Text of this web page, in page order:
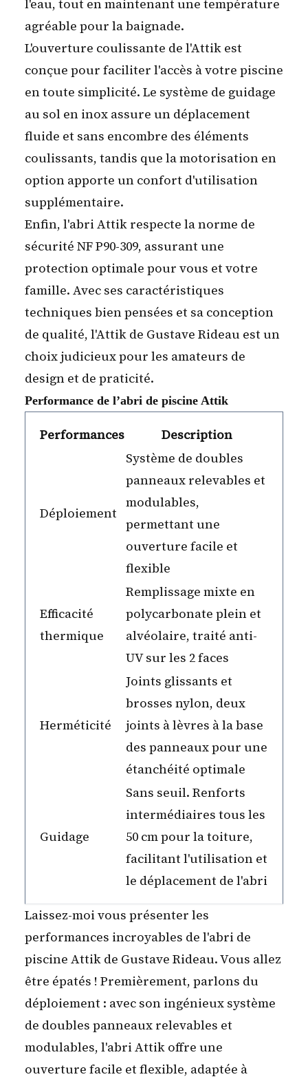
l'eau, tout en maintenant une température
agréable pour la baignade.
L'ouverture coulissante de l'Attik est
conçue pour faciliter l'accès à votre piscine
en toute simplicité. Le système de guidage
au sol en inox assure un déplacement
fluide et sans encombre des éléments
coulissants, tandis que la motorisation en
option apporte un confort d'utilisation
supplémentaire.
Enfin, l'abri Attik respecte la norme de
sécurité NF P90-309, assurant une
protection optimale pour vous et votre
famille. Avec ses caractéristiques
techniques bien pensées et sa conception
de qualité, l'Attik de Gustave Rideau est un
choix judicieux pour les amateurs de
design et de praticité.
Performance de l’abri de piscine Attik
Performances Description
Déploiement
Système de doubles
panneaux relevables et
modulables,
permettant une
ouverture facile et
flexible
Efficacité
thermique
Remplissage mixte en
polycarbonate plein et
alvéolaire, traité anti-
UV sur les 2 faces
Herméticité
Joints glissants et
brosses nylon, deux
joints à lèvres à la base
des panneaux pour une
étanchéité optimale
Guidage
Sans seuil. Renforts
intermédiaires tous les
50 cm pour la toiture,
facilitant l'utilisation et
le déplacement de l'abri
Laissez-moi vous présenter les
performances incroyables de l'abri de
piscine Attik de Gustave Rideau. Vous allez
être épatés ! Premièrement, parlons du
déploiement : avec son ingénieux système
de doubles panneaux relevables et
modulables, l'abri Attik offre une
ouverture facile et flexible, adaptée à